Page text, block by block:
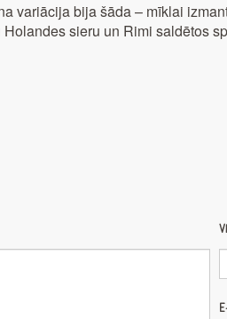
variācija bija šāda – mīklai
sieru un Rimi saldētos